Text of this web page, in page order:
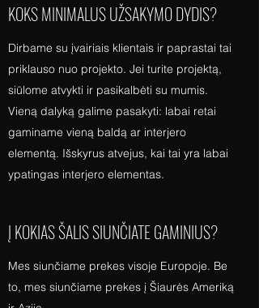
KOKS MINIMALUS UŽSAKYMO DYDIS?
Dirbame su įvairiais klientais ir paprastai tai
priklauso nuo projekto. Jei turite projektą,
siūlome atvykti ir pasikalbėti su mumis.
Vieną dalyką galime pasakyti: labai retai
gaminame vieną baldą ar interjero
elementą. Išskyrus atvejus, kai tai yra labai
ypatingas interjero elementas.
Į KOKIAS ŠALIS SIUNČIATE GAMINIUS?
Mes siunčiame prekes visoje Europoje. Be
to, mes siunčiame prekes į Šiaurės Ameriką